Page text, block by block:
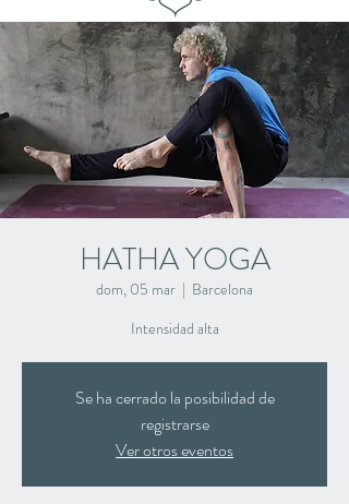
HATHA YOGA
dom, 05 mar
  |
Barcelona
Intensidad alta
Se ha cerrado la posibilidad de
registrarse
Ver otros eventos